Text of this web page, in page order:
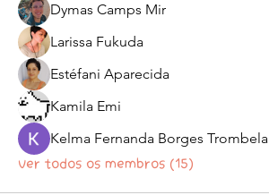
Dymas Camps Mir
Larissa Fukuda
Estéfani Aparecida
Kamila Emi
Kelma Fernanda Borges Trombela
Ver todos os membros (15)